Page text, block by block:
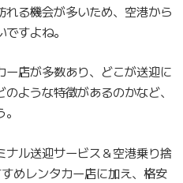
る機会が多いため、空港から
すよね。
店が多数あり、どこが送迎に
ような特徴があるのかなど、
ル送迎サービス＆空港乗り捨
めレンタカー店に加え、格安